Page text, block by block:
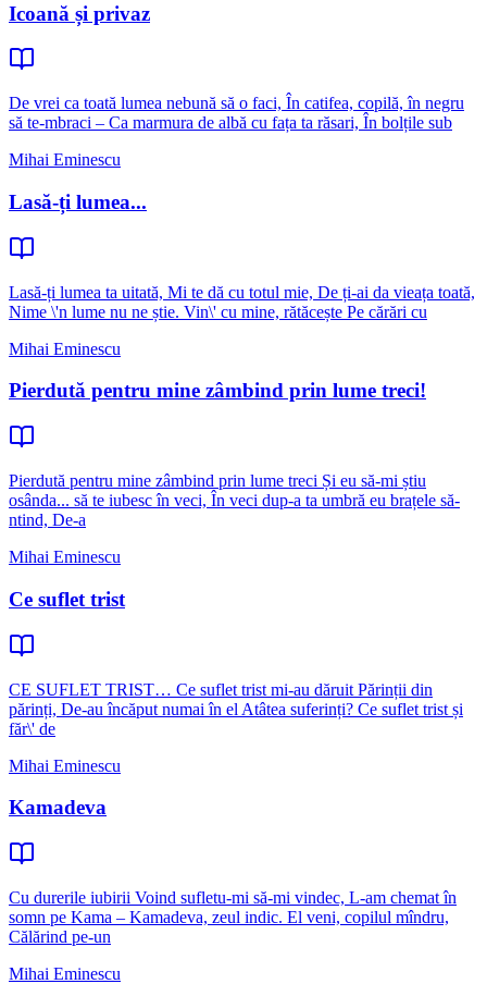
Icoană și privaz
De vrei ca toată lumea nebună să o faci, În catifea, copilă, în negru
să te-mbraci – Ca marmura de albă cu fața ta răsari, În bolțile sub
Mihai Eminescu
Lasă-ți lumea...
Lasă-ți lumea ta uitată, Mi te dă cu totul mie, De ți-ai da vieața toată,
Nime \'n lume nu ne știe. Vin\' cu mine, rătăcește Pe cărări cu
Mihai Eminescu
Pierdută pentru mine zâmbind prin lume treci!
Pierdută pentru mine zâmbind prin lume treci Și eu să-mi știu
osânda... să te iubesc în veci, În veci dup-a ta umbră eu brațele să-
ntind, De-a
Mihai Eminescu
Ce suflet trist
CE SUFLET TRIST… Ce suflet trist mi-au dăruit Părinții din
părinți, De-au încăput numai în el Atâtea suferinți? Ce suflet trist și
făr\' de
Mihai Eminescu
Kamadeva
Cu durerile iubirii Voind sufletu-mi să-mi vindec, L-am chemat în
somn pe Kama – Kamadeva, zeul indic. El veni, copilul mîndru,
Călărind pe-un
Mihai Eminescu